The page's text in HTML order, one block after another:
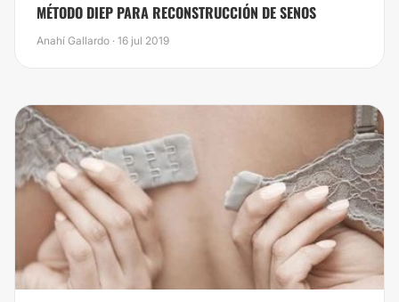
MÉTODO DIEP PARA RECONSTRUCCIÓN DE SENOS
Anahí Gallardo · 16 jul 2019